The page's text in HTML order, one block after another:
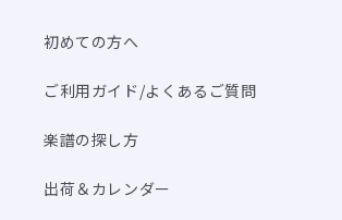
初めての方へ
ご利用ガイド/よくあるご質問
楽譜の探し方
出荷＆カレンダー